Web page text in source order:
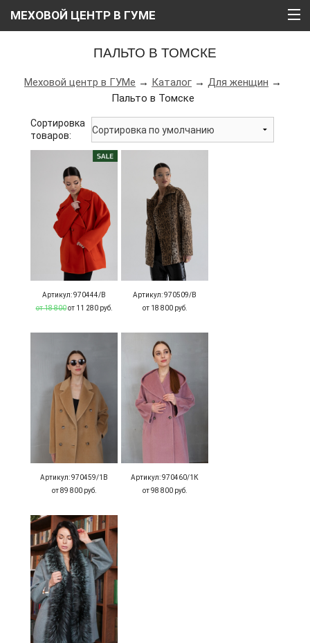
МЕХОВОЙ ЦЕНТР В ГУМЕ
РАССРОЧКА
КОНТАКТЫ
ПАЛЬТО В ТОМСКЕ
Меховой центр в ГУМе → Каталог → Для женщин →
Пальто в Томске
Сортировка
товаров:
Артикул: 970444/В
от 18 800от 11 280 руб.
Артикул: 970509/В
от 18 800 руб.
Артикул: 970459/1В
от 89 800 руб.
Артикул: 970460/1К
от 98 800 руб.